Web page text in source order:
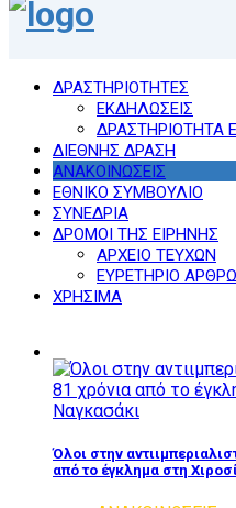
ΔΡΑΣΤΗΡΙΟΤΗΤΕΣ
ΕΚΔΗΛΩΣΕΙΣ
ΔΡΑΣΤΗΡΙΟΤΗΤΑ
ΔΙΕΘΝΗΣ ΔΡΑΣΗ
ΑΝΑΚΟΙΝΩΣΕΙΣ
ΕΘΝΙΚΟ ΣΥΜΒΟΥΛΙΟ
ΣΥΝΕΔΡΙΑ
ΔΡΟΜΟΙ ΤΗΣ ΕΙΡΗΝΗΣ
ΑΡΧΕΙΟ ΤΕΥΧΩΝ
ΕΥΡΕΤΗΡΙΟ
ΧΡΗΣΙΜΑ
Όλοι στην
από το έγκλημα στη